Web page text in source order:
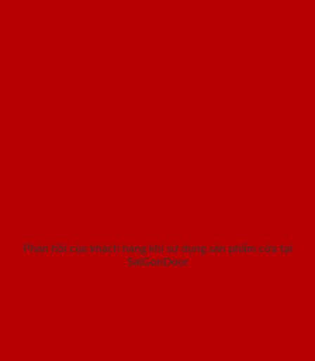
Phản hồi của khách hàng khi sử dụng sản phẩm cửa tại
SaiGonDoor